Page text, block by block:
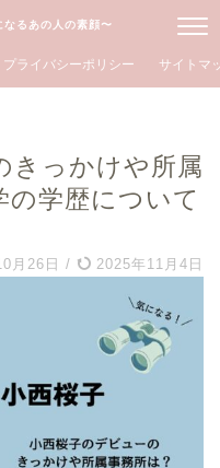
るあの人の素顔〜
プライバシーポリシー サイトマ
きっかけや所属
の学歴について
月26日 / 2025年11月4日